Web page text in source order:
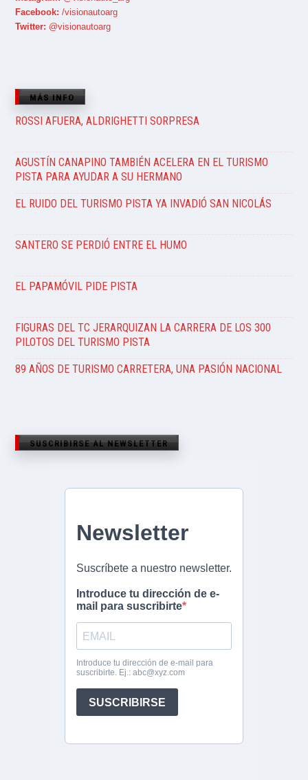
Facebook: /visionautoarg
Twitter: @visionautoarg
MÁS INFO
ROSSI AFUERA, ALDRIGHETTI SORPRESA
AGUSTÍN CANAPINO TAMBIÉN ACELERA EN EL TURISMO
PISTA PARA AYUDAR A SU HERMANO
EL RUIDO DEL TURISMO PISTA YA INVADIÓ SAN NICOLÁS
SANTERO SE PERDIÓ ENTRE EL HUMO
EL PAPAMÓVIL PIDE PISTA
FIGURAS DEL TC JERARQUIZAN LA CARRERA DE LOS 300
PILOTOS DEL TURISMO PISTA
89 AÑOS DE TURISMO CARRETERA, UNA PASIÓN NACIONAL
SUSCRIBIRSE AL NEWSLETTER